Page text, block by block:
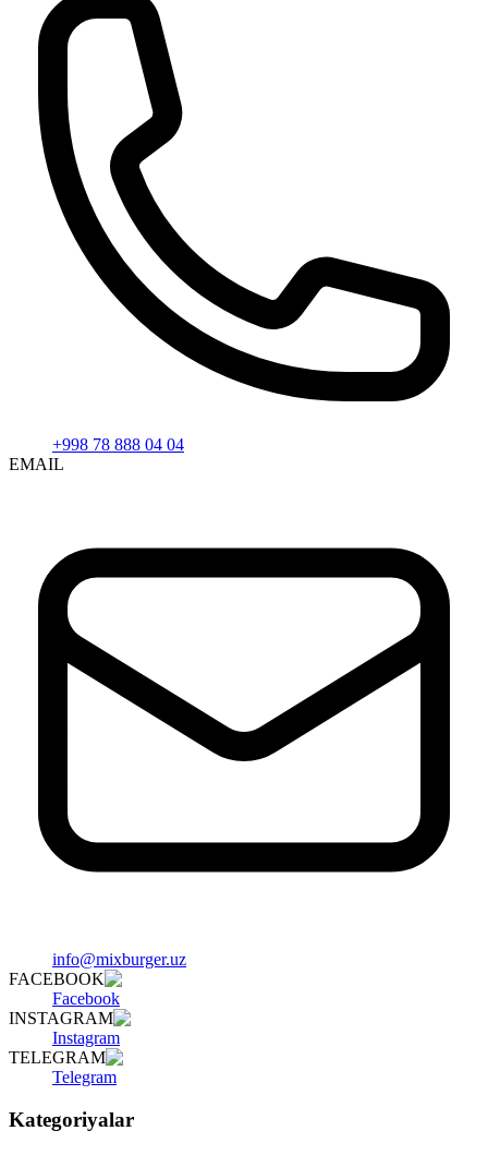
+998 78 888 04 04
EMAIL
info@mixburger.uz
FACEBOOK
Facebook
INSTAGRAM
Instagram
TELEGRAM
Telegram
Kategoriyalar